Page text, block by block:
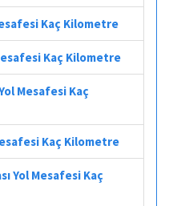
Kaç Kilometre
Kaç Kilometre
Mesafesi Kaç
Kaç Kilometre
Yol Mesafesi Kaç